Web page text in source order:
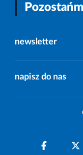
newsletter
napisz do nas